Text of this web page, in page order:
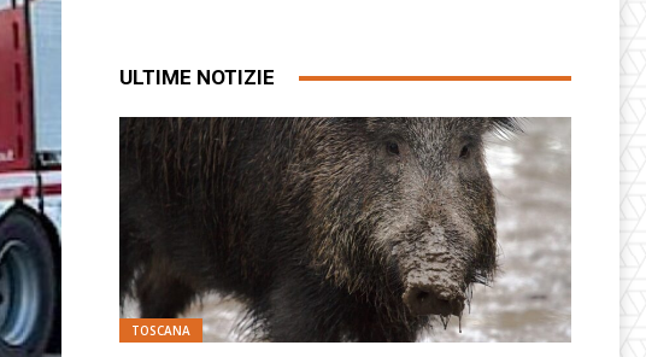
ULTIME NOTIZIE
TOSCANA